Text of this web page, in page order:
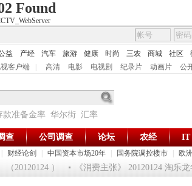
Found
益 产经 汽车 旅游 健康 时尚 三农 商城 社区
客户端 高清 电影 电视剧 纪录片 动画片 公
款准备金率 华尔街 汇率
财经论剑 中国资本市场20年 国务院调控楼市 欧
查 公司调查 论坛 农经 IT
） 《消费主张》 20120124 淘乐